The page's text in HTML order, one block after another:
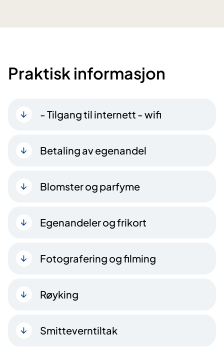
Praktisk informasjon
- Tilgang til internett - wifi
Betaling av egenandel
Blomster og parfyme
Egenandeler og frikort
Fotografering og filming
Røyking
Smitteverntiltak